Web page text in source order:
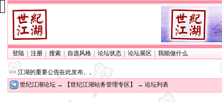
登陆 注册 搜索 自选风格 论坛状态 论坛展区 我能做什么
>> 江湖的重要公告在此发布。。
世纪江湖论坛 → 【世纪江湖站务管理专区】 → 论坛列表